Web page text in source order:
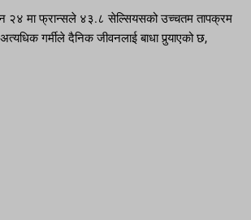
२४ मा फ्रान्सले ४३.८ सेल्सियसको उच्चतम तापक्रम
गर्मीले दैनिक जीवनलाई बाधा पुर्‍याएको छ,